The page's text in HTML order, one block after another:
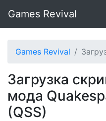
Games Revival
Games Revival
Загрузка
мода
(QSS)